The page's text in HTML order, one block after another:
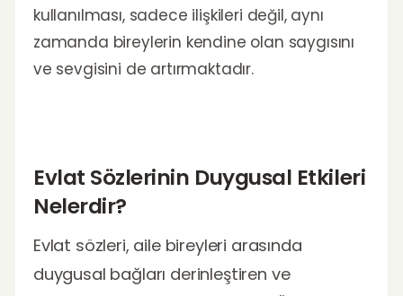
kullanılması, sadece ilişkileri değil, aynı
zamanda bireylerin kendine olan saygısını
ve sevgisini de artırmaktadır.
Evlat Sözlerinin Duygusal Etkileri
Nelerdir?
Evlat sözleri, aile bireyleri arasında
duygusal bağları derinleştiren ve